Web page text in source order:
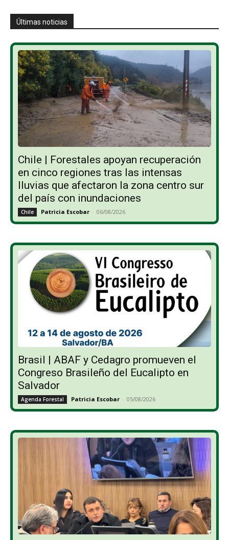
Últimas noticias
Chile | Forestales apoyan recuperación
en cinco regiones tras las intensas
lluvias que afectaron la zona centro sur
del país con inundaciones
Chile Patricia Escobar - 06/08/2026
Brasil | ABAF y Cedagro promueven el
Congreso Brasileño del Eucalipto en
Salvador
Agenda Forestal Patricia Escobar - 05/08/2026